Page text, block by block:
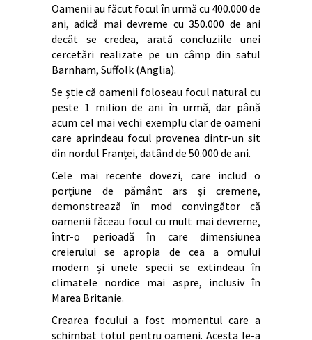
Oamenii au făcut focul în urmă cu 400.000 de
ani, adică mai devreme cu 350.000 de ani
decât se credea, arată concluziile unei
cercetări realizate pe un câmp din satul
Barnham, Suffolk (Anglia).
Se știe că oamenii foloseau focul natural cu
peste 1 milion de ani în urmă, dar până
acum cel mai vechi exemplu clar de oameni
care aprindeau focul provenea dintr-un sit
din nordul Franței, datând de 50.000 de ani.
Cele mai recente dovezi, care includ o
porțiune de pământ ars și cremene,
demonstrează în mod convingător că
oamenii făceau focul cu mult mai devreme,
într-o perioadă în care dimensiunea
creierului se apropia de cea a omului
modern și unele specii se extindeau în
climatele nordice mai aspre, inclusiv în
Marea Britanie.
Crearea focului a fost momentul care a
schimbat totul pentru oameni. Acesta le-a